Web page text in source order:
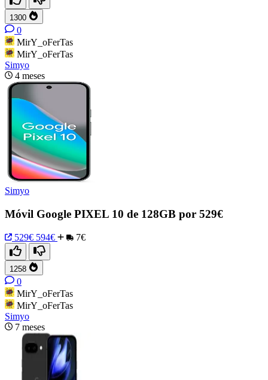
1300
0
MirY_oFerTas
MirY_oFerTas
Simyo
4 meses
Simyo
Móvil Google PIXEL 10 de 128GB por 529€
529€ 594€ 7€
1258
0
MirY_oFerTas
MirY_oFerTas
Simyo
7 meses